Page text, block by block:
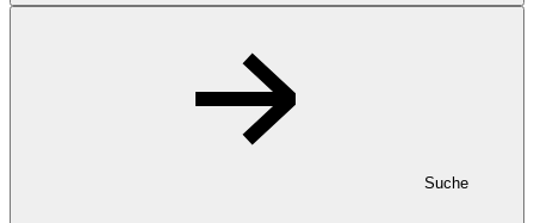
Suche